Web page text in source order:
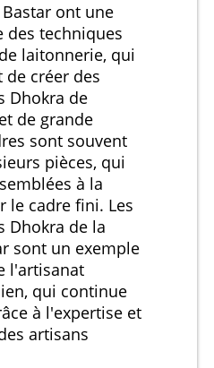
ont une
des techniques
laitonnerie, qui
créer des
Dhokra de
de grande
sont souvent
pièces, qui
à la
le cadre fini. Les
Dhokra de la
sont un exemple
l'artisanat
qui continue
à l'expertise et
artisans